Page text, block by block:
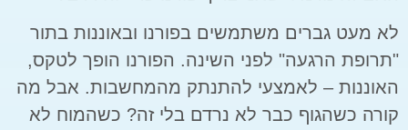
לא מעט גברים משתמשים בפורנו ובאוננות בתור
"תרופת הרגעה" לפני השינה. הפורנו הופך לטקס,
האוננות – לאמצעי להתנתק מהמחשבות. אבל מה
קורה כשהגוף כבר לא נרדם בלי זה? כשהמוח לא